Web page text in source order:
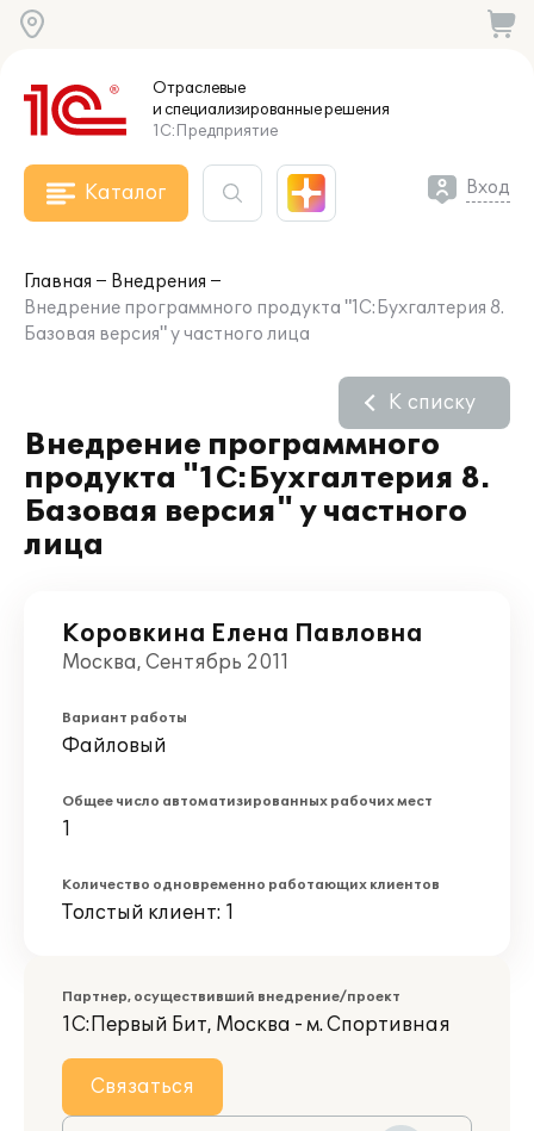
Отраслевые
и специализированныерешения
1С:Предприятие
Каталог Вход
Главная
Внедрения
Внедрение программного продукта "1С:Бухгалтерия 8.
Базовая версия" у частного лица
Внедрение программного
продукта "1С:Бухгалтерия 8.
Базовая версия" у частного
лица
К списку
Коровкина Елена Павловна
Москва, Сентябрь 2011
Вариант работы
Файловый
Общее число автоматизированных рабочих мест
1
Количество одновременно работающих клиентов
Толстый клиент: 1
Партнер, осуществивший внедрение/проект
1С:Первый Бит, Москва - м. Спортивная
Связаться